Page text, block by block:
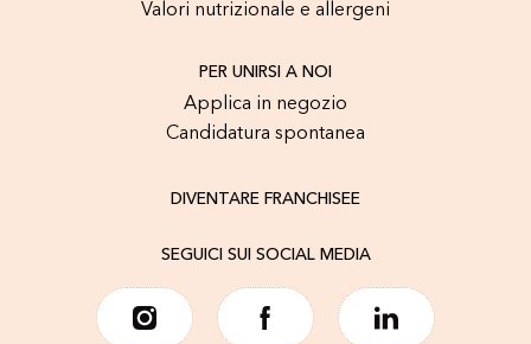
Valori nutrizionale e allergeni
PER UNIRSI A NOI
Applica in negozio
Candidatura spontanea
DIVENTARE FRANCHISEE
SEGUICI SUI SOCIAL MEDIA